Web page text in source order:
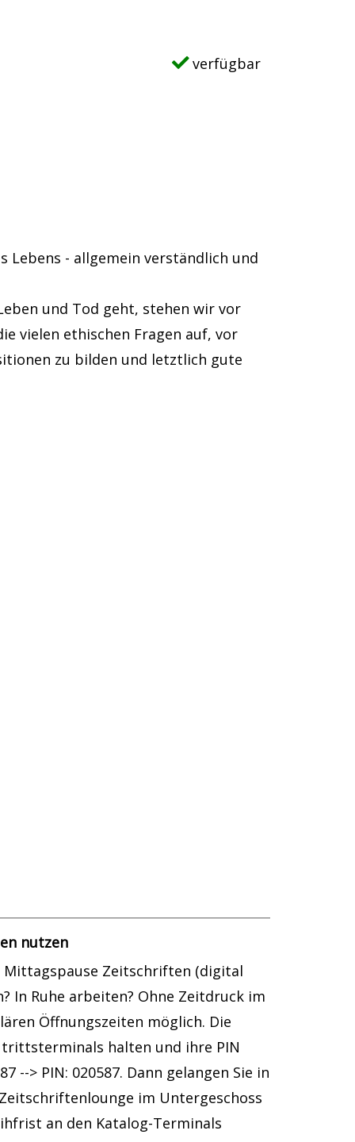
verfügbar
Lebens - allgemein verständlich und
und Tod geht, stehen wir vor
vielen ethischen Fragen auf, vor
zu bilden und letztlich gute
nutzen
Mittagspause Zeitschriften (digital
In Ruhe arbeiten? Ohne Zeitdruck im
Öffnungszeiten möglich. Die
halten und ihre PIN
--> PIN: 020587. Dann gelangen Sie in
im Untergeschoss
an den Katalog-Terminals